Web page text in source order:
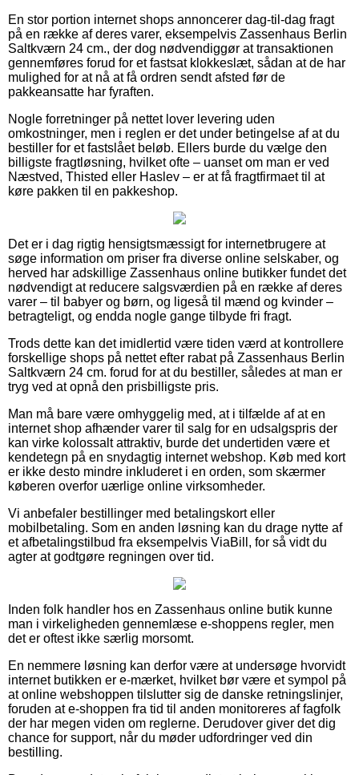
En stor portion internet shops annoncerer dag-til-dag fragt
på en række af deres varer, eksempelvis Zassenhaus Berlin
Saltkværn 24 cm., der dog nødvendiggør at transaktionen
gennemføres forud for et fastsat klokkeslæt, sådan at de har
mulighed for at nå at få ordren sendt afsted før de
pakkeansatte har fyraften.
Nogle forretninger på nettet lover levering uden
omkostninger, men i reglen er det under betingelse af at du
bestiller for et fastslået beløb. Ellers burde du vælge den
billigste fragtløsning, hvilket ofte – uanset om man er ved
Næstved, Thisted eller Haslev – er at få fragtfirmaet til at
køre pakken til en pakkeshop.
Det er i dag rigtig hensigtsmæssigt for internetbrugere at
søge information om priser fra diverse online selskaber, og
herved har adskillige Zassenhaus online butikker fundet det
nødvendigt at reducere salgsværdien på en række af deres
varer – til babyer og børn, og ligeså til mænd og kvinder –
betragteligt, og endda nogle gange tilbyde fri fragt.
Trods dette kan det imidlertid være tiden værd at kontrollere
forskellige shops på nettet efter rabat på Zassenhaus Berlin
Saltkværn 24 cm. forud for at du bestiller, således at man er
tryg ved at opnå den prisbilligste pris.
Man må bare være omhyggelig med, at i tilfælde af at en
internet shop afhænder varer til salg for en udsalgspris der
kan virke kolossalt attraktiv, burde det undertiden være et
kendetegn på en snydagtig internet webshop. Køb med kort
er ikke desto mindre inkluderet i en orden, som skærmer
køberen overfor uærlige online virksomheder.
Vi anbefaler bestillinger med betalingskort eller
mobilbetaling. Som en anden løsning kan du drage nytte af
et afbetalingstilbud fra eksempelvis ViaBill, for så vidt du
agter at godtgøre regningen over tid.
Inden folk handler hos en Zassenhaus online butik kunne
man i virkeligheden gennemlæse e-shoppens regler, men
det er oftest ikke særlig morsomt.
En nemmere løsning kan derfor være at undersøge hvorvidt
internet butikken er e-mærket, hvilket bør være et sympol på
at online webshoppen tilslutter sig de danske retningslinjer,
foruden at e-shoppen fra tid til anden monitoreres af fagfolk
der har megen viden om reglerne. Derudover giver det dig
chance for support, når du møder udfordringer ved din
bestilling.